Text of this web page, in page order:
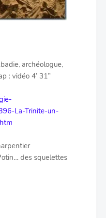
archéologue,
: vidéo 4’ 31”
La-Trinite-un-
des squelettes